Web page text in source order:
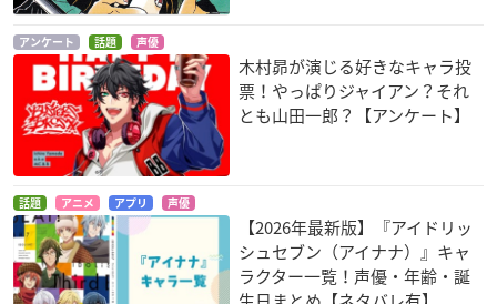
アンケート 話題 声優
木村昴が演じる好きなキャラ投
票！やっぱりジャイアン？それ
とも山田一郎？【アンケート】
話題 アニメ アプリ 声優
【2026年最新版】『アイドリッ
シュセブン（アイナナ）』キャ
ラクター一覧！声優・年齢・誕